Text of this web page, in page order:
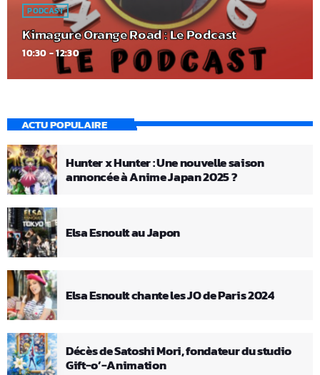
PODCAST
Kimagure Orange Road : Le Podcast
10:30 - 12:30
ACTU POPULAIRE
Hunter x Hunter : Une nouvelle saison
annoncée à Anime Japan 2025 ?
Elsa Esnoult au Japon
Elsa Esnoult chante les JO de Paris 2024
Décès de Satoshi Mori, fondateur du studio
Gift-o’-Animation